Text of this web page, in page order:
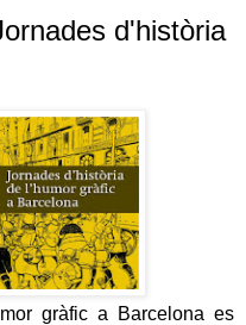
d'història
gràfic a Barcelona es